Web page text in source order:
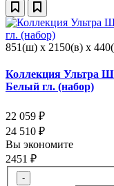
851(ш) x 2150(в) x
Коллекция Ультра
Белый гл. (набор)
22 059 ₽
24 510 ₽
Вы экономите
2451 ₽
-